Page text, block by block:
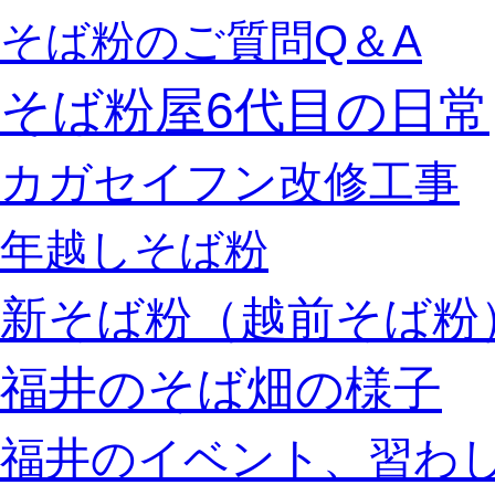
そば粉のご質問Q＆A
そば粉屋6代目の日常
カガセイフン改修工事
年越しそば粉
新そば粉（越前そば粉
福井のそば畑の様子
福井のイベント、習わ